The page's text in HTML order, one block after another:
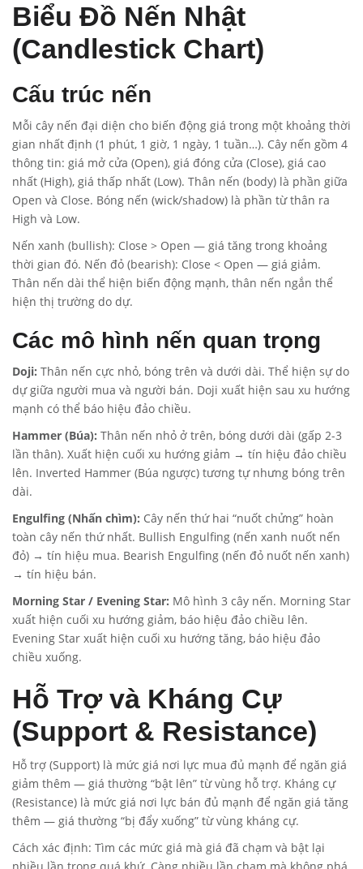
Biểu Đồ Nến Nhật
(Candlestick Chart)
Cấu trúc nến
Mỗi cây nến đại diện cho biến động giá trong một khoảng thời
gian nhất định (1 phút, 1 giờ, 1 ngày, 1 tuần…). Cây nến gồm 4
thông tin: giá mở cửa (Open), giá đóng cửa (Close), giá cao
nhất (High), giá thấp nhất (Low). Thân nến (body) là phần giữa
Open và Close. Bóng nến (wick/shadow) là phần từ thân ra
High và Low.
Nến xanh (bullish): Close > Open — giá tăng trong khoảng
thời gian đó. Nến đỏ (bearish): Close < Open — giá giảm.
Thân nến dài thể hiện biến động mạnh, thân nến ngắn thể
hiện thị trường do dự.
Các mô hình nến quan trọng
Doji: Thân nến cực nhỏ, bóng trên và dưới dài. Thể hiện sự do
dự giữa người mua và người bán. Doji xuất hiện sau xu hướng
mạnh có thể báo hiệu đảo chiều.
Hammer (Búa): Thân nến nhỏ ở trên, bóng dưới dài (gấp 2-3
lần thân). Xuất hiện cuối xu hướng giảm → tín hiệu đảo chiều
lên. Inverted Hammer (Búa ngược) tương tự nhưng bóng trên
dài.
Engulfing (Nhấn chìm): Cây nến thứ hai “nuốt chửng” hoàn
toàn cây nến thứ nhất. Bullish Engulfing (nến xanh nuốt nến
đỏ) → tín hiệu mua. Bearish Engulfing (nến đỏ nuốt nến xanh)
→ tín hiệu bán.
Morning Star / Evening Star: Mô hình 3 cây nến. Morning Star
xuất hiện cuối xu hướng giảm, báo hiệu đảo chiều lên.
Evening Star xuất hiện cuối xu hướng tăng, báo hiệu đảo
chiều xuống.
Hỗ Trợ và Kháng Cự
(Support & Resistance)
Hỗ trợ (Support) là mức giá nơi lực mua đủ mạnh để ngăn giá
giảm thêm — giá thường “bật lên” từ vùng hỗ trợ. Kháng cự
(Resistance) là mức giá nơi lực bán đủ mạnh để ngăn giá tăng
thêm — giá thường “bị đẩy xuống” từ vùng kháng cự.
Cách xác định: Tìm các mức giá mà giá đã chạm và bật lại